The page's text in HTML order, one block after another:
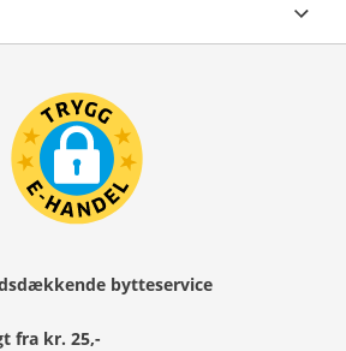
bytteservice
fra kr. 25,-